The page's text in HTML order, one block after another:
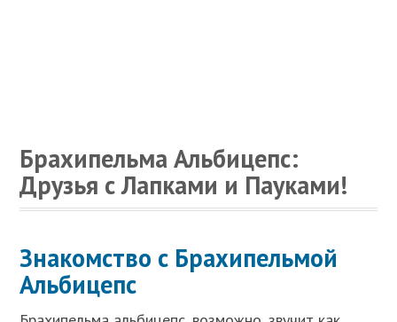
Брахипельма Альбицепс:
Друзья с Лапками и Пауками!
Знакомство с Брахипельмой
Альбицепс